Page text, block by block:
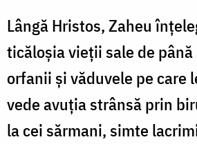
Lângă Hristos, Zaheu
ticăloşia vieţii sale de
orfanii şi văduvele pe care
vede avuţia strânsă prin
la cei sărmani, simte